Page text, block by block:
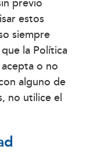
estos
siempre
la Política
o no
alguno de
no utilice el